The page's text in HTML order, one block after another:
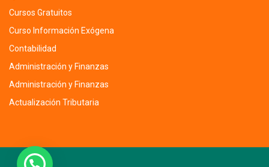
Cursos Gratuitos
Curso Información Exógena
Contabilidad
Administración y Finanzas
Administración y Finanzas
Actualización Tributaria